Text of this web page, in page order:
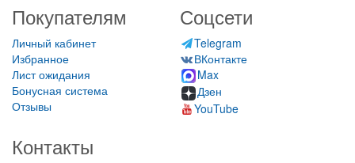
Покупателям
Личный кабинет
Избранное
Лист ожидания
Бонусная система
Отзывы
Соцсети
Telegram
ВКонтакте
Max
Дзен
YouTube
Контакты